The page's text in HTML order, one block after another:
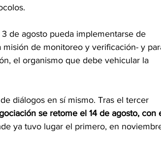
de agosto pueda implementarse de
de monitoreo y verificación- y
el organismo que debe vehicular la
diálogos en sí mismo. Tras el tercer
se retome el 14 de agosto, con
ya tuvo lugar el primero, en